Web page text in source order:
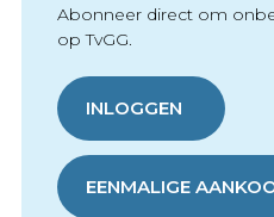
Abonneer direct om
op TvGG.
INLOGGEN
EENMALIGE